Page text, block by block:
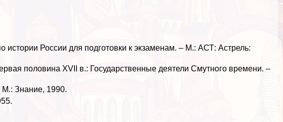
России для подготовки к экзаменам. – М.: АСТ: Астрель:
половина XVII в.: Государственные деятели Смутного времени. –
Знание, 1990.